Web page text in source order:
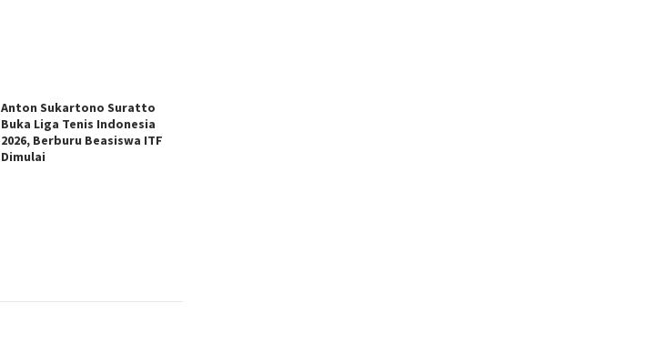
Anton Sukartono Suratto
Buka Liga Tenis Indonesia
2026, Berburu Beasiswa ITF
Dimulai